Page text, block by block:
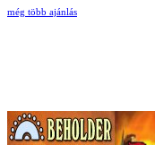
még több ajánlás